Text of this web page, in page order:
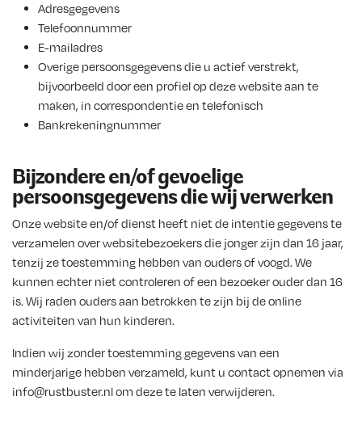
Adresgegevens
Telefoonnummer
E-mailadres
Overige persoonsgegevens die u actief verstrekt,
bijvoorbeeld door een profiel op deze website aan te
maken, in correspondentie en telefonisch
Bankrekeningnummer
Bijzondere en/of gevoelige
persoonsgegevens die wij verwerken
Onze website en/of dienst heeft niet de intentie gegevens te
verzamelen over websitebezoekers die jonger zijn dan 16 jaar,
tenzij ze toestemming hebben van ouders of voogd. We
kunnen echter niet controleren of een bezoeker ouder dan 16
is. Wij raden ouders aan betrokken te zijn bij de online
activiteiten van hun kinderen.
Indien wij zonder toestemming gegevens van een
minderjarige hebben verzameld, kunt u contact opnemen via
info@rustbuster.nl om deze te laten verwijderen.